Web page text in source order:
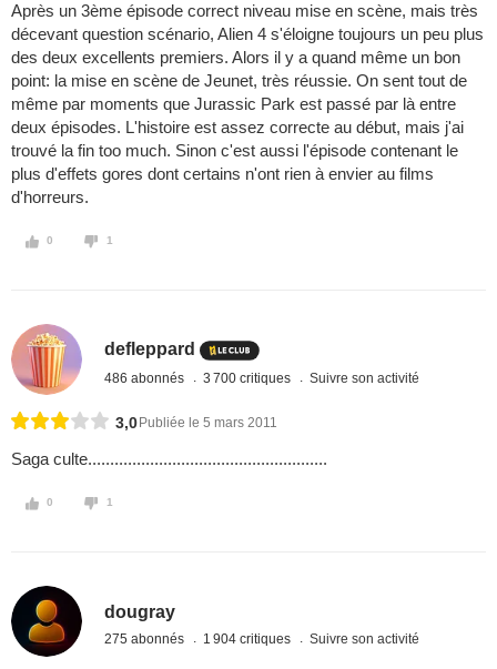
Après un 3ème épisode correct niveau mise en scène, mais très
décevant question scénario, Alien 4 s'éloigne toujours un peu plus
des deux excellents premiers. Alors il y a quand même un bon
point: la mise en scène de Jeunet, très réussie. On sent tout de
même par moments que Jurassic Park est passé par là entre
deux épisodes. L'histoire est assez correcte au début, mais j'ai
trouvé la fin too much. Sinon c'est aussi l'épisode contenant le
plus d'effets gores dont certains n'ont rien à envier au films
d'horreurs.
0 1
defleppard
486 abonnés 3 700 critiques Suivre son activité
3,0 Publiée le 5 mars 2011
Saga culte......................................................
0 1
dougray
275 abonnés 1 904 critiques Suivre son activité